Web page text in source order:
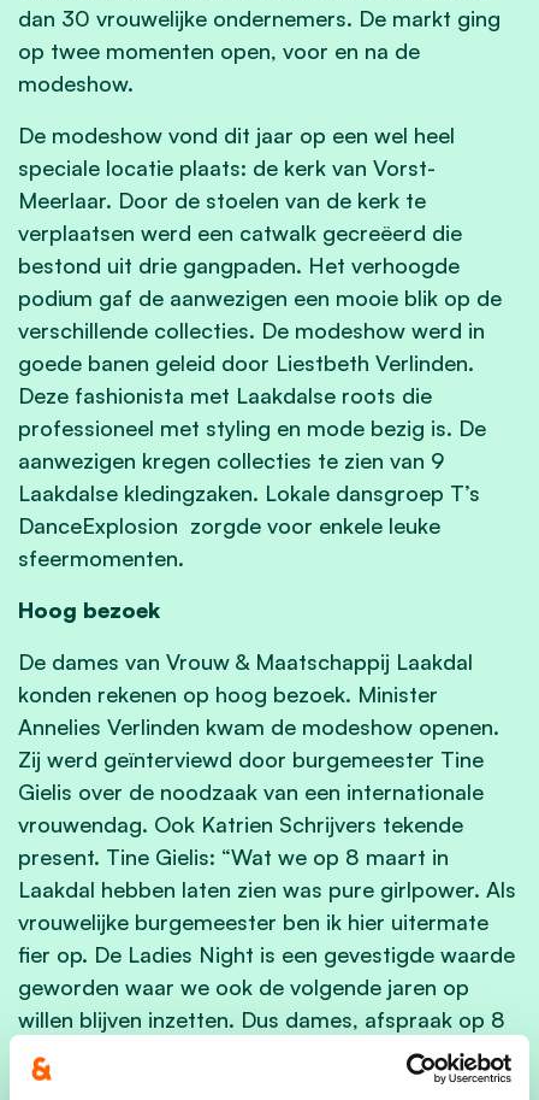
dan 30 vrouwelijke ondernemers. De markt ging
op twee momenten open, voor en na de
modeshow.
De modeshow vond dit jaar op een wel heel
speciale locatie plaats: de kerk van Vorst-
Meerlaar. Door de stoelen van de kerk te
verplaatsen werd een catwalk gecreëerd die
bestond uit drie gangpaden. Het verhoogde
podium gaf de aanwezigen een mooie blik op de
verschillende collecties. De modeshow werd in
goede banen geleid door Liestbeth Verlinden.
Deze fashionista met Laakdalse roots die
professioneel met styling en mode bezig is. De
aanwezigen kregen collecties te zien van 9
Laakdalse kledingzaken. Lokale dansgroep T’s
DanceExplosion zorgde voor enkele leuke
sfeermomenten.
Hoog bezoek
De dames van Vrouw & Maatschappij Laakdal
konden rekenen op hoog bezoek. Minister
Annelies Verlinden kwam de modeshow openen.
Zij werd geïnterviewd door burgemeester Tine
Gielis over de noodzaak van een internationale
vrouwendag. Ook Katrien Schrijvers tekende
present. Tine Gielis: “Wat we op 8 maart in
Laakdal hebben laten zien was pure girlpower. Als
vrouwelijke burgemeester ben ik hier uitermate
fier op. De Ladies Night is een gevestigde waarde
geworden waar we ook de volgende jaren op
willen blijven inzetten. Dus dames, afspraak op 8
maart 2025 op een locatie die we zo snel
mogelijk kenbaar zullen maken.”